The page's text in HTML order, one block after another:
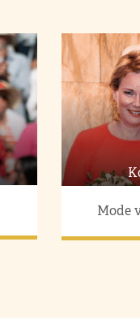
Mode